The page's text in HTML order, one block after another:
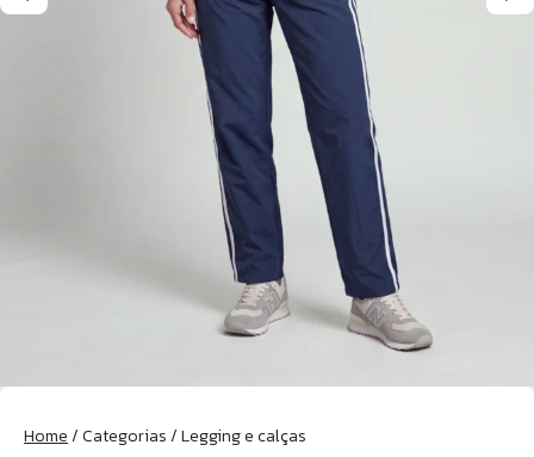
Home/Categorias/Legging e calças